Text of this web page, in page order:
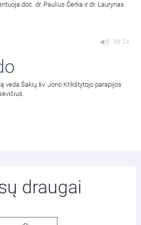
doc. dr. Paulius Čerka ir dr. Laurynas
39:24
veda Šakių šv. Jono Krikštytojo parapijos
draugai